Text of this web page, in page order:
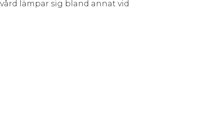
lämpar sig bland annat vid